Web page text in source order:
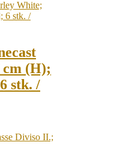
(H);
stk. /